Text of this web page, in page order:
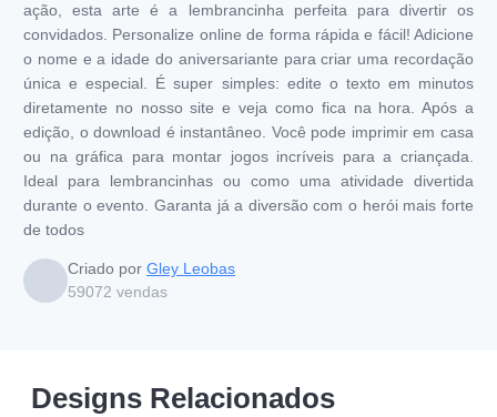
ação, esta arte é a lembrancinha perfeita para divertir os
convidados. Personalize online de forma rápida e fácil! Adicione
o nome e a idade do aniversariante para criar uma recordação
única e especial. É super simples: edite o texto em minutos
diretamente no nosso site e veja como fica na hora. Após a
edição, o download é instantâneo. Você pode imprimir em casa
ou na gráfica para montar jogos incríveis para a criançada.
Ideal para lembrancinhas ou como uma atividade divertida
durante o evento. Garanta já a diversão com o herói mais forte
de todos
Criado por Gley Leobas
59072 vendas
Designs Relacionados